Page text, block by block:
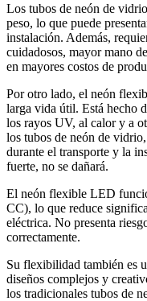
Los tubos de neón de
peso, lo que puede
instalación. Además,
cuidadosos, mayor mano
en mayores costos de
Por otro lado, el neón
larga vida útil. Está hecho
los rayos UV, al calor y a
los tubos de neón de
durante el transporte y la
fuerte, no se dañará.
El neón flexible LED
CC), lo que reduce
eléctrica. No presenta
correctamente.
Su flexibilidad también es
diseños complejos y
los tradicionales tubos de